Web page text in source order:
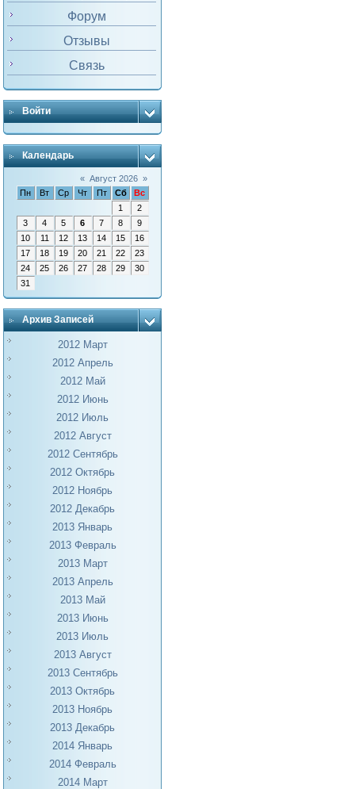
Форум
Отзывы
Связь
Войти
Календарь
« Август 2026 »
Пн
Вт Ср Чт Пт Сб
Вс
1
2
3
4 5 6 7 8
9
10
11 12 13 14 15
16
17
18 19 20 21 22
23
24
25 26 27 28 29
30
31
Архив Записей
2012 Март
2012 Апрель
2012 Май
2012 Июнь
2012 Июль
2012 Август
2012 Сентябрь
2012 Октябрь
2012 Ноябрь
2012 Декабрь
2013 Январь
2013 Февраль
2013 Март
2013 Апрель
2013 Май
2013 Июнь
2013 Июль
2013 Август
2013 Сентябрь
2013 Октябрь
2013 Ноябрь
2013 Декабрь
2014 Январь
2014 Февраль
2014 Март